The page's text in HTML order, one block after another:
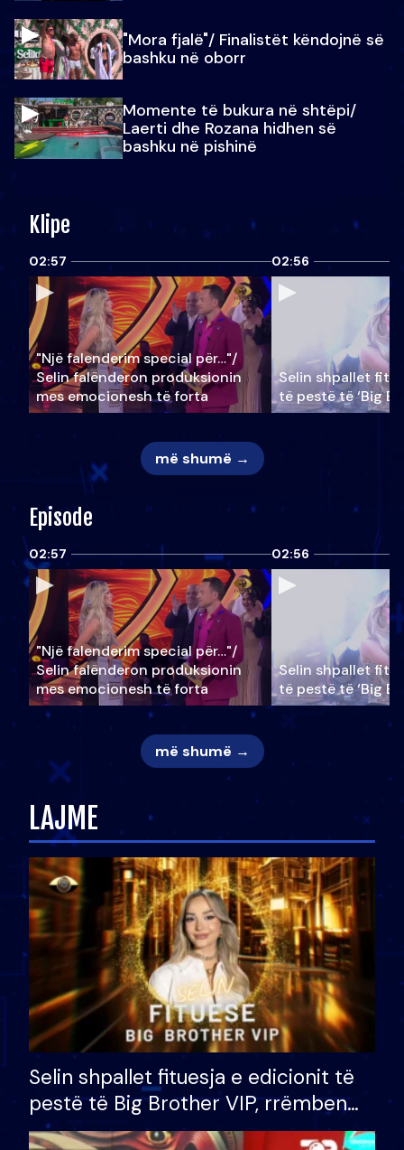
"Mora fjalë"/ Finalistët këndojnë së
bashku në oborr
Momente të bukura në shtëpi/
Laerti dhe Rozana hidhen së
bashku në pishinë
Klipe
02:57
"Një falenderim special për…"/
Selin falënderon produksionin
mes emocionesh të forta
02:56
Selin shpallet
të pestë të ‘Big
më shumë →
Episode
02:57
"Një falenderim special për…"/
Selin falënderon produksionin
mes emocionesh të forta
02:56
Selin shpallet
të pestë të ‘Big
më shumë →
LAJME
Selin shpallet fituesja e edicionit të
pestë të Big Brother VIP, rrëmben
çmimin e madh prej 100 mijë eurosh